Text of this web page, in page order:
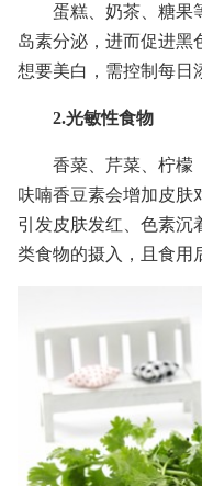
蛋糕、奶茶、糖果
岛素分泌，进而促进黑
想要美白，需控制每日
2.光敏性食物
香菜、芹菜、柠檬
呋喃香豆素会增加皮肤
引发皮肤发红、色素沉
类食物的摄入，且食用